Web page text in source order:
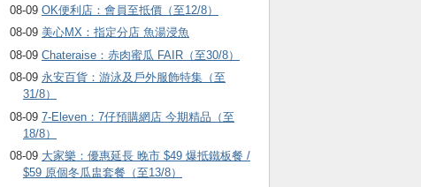
08-09 OK便利店：會員至抵價（至12/8）
08-09 美心MX：指定分店 魚湯浸魚
08-09 Chateraise：赤肉蜜瓜 FAIR（至30/8）
08-09 永安百貨：游泳及戶外服飾特集（至
31/8）
08-09 7-Eleven：7仔預購網店 今期精品（至
18/8）
08-09 大家樂：優惠延長 晚市 $49 爆抵鐵板餐 /
$59 原個冬瓜盅套餐（至13/8）